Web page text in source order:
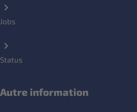
Jobs
Status
Autre information